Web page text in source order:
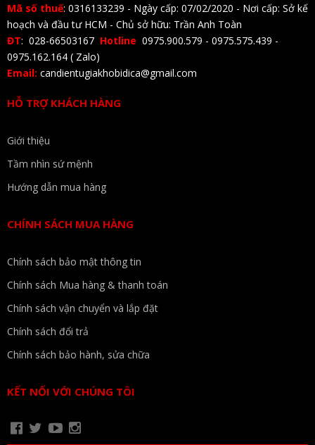
Mã số thuế: 0316133239 - Ngày cấp: 07/02/2020 - Nơi cấp: Sở kế
hoạch và đầu tư HCM - Chủ sở hữu: Trần Anh Toàn
ĐT: 028-66503167 Hotline 0975.900.579 - 0975.575.439 -
0975.162.164 ( Zalo)
Email: candientugiakhobidica@gmail.com
HỖ TRỢ KHÁCH HÀNG
Giới thiệu
Tầm nhìn sứ mệnh
Hướng dẫn mua hàng
CHÍNH SÁCH MUA HÀNG
Chính sách bảo mật thông tin
Chính sách Mua hàng & thanh toán
Chính sách vận chuyển và lắp đặt
Chính sách đổi trả
Chính sách bảo hành, sửa chữa
KẾT NỐI VỚI CHÚNG TÔI